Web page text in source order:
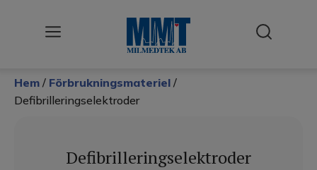
Användningsområden
Desinfektion & Sterilisering
Hem / Förbrukningsmateriel /
Defibrilleringselektroder
Defibrilleringselektroder